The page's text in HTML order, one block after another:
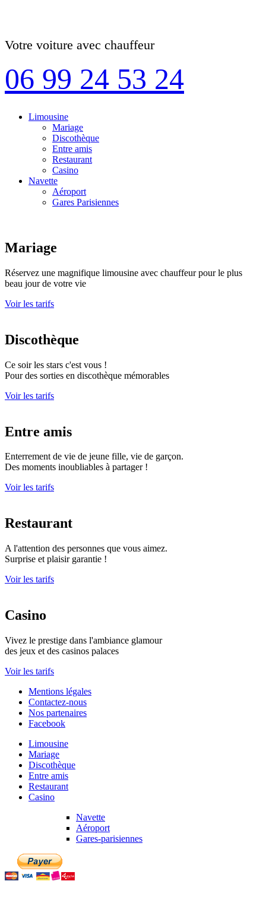
Votre voiture avec chauffeur
06 99 24 53 24
Limousine
Mariage
Discothèque
Entre amis
Restaurant
Casino
Navette
Aéroport
Gares Parisiennes
Mariage
Réservez une magnifique limousine avec chauffeur pour le plus
beau jour de votre vie
Voir les tarifs
Discothèque
Ce soir les stars c'est vous !
Pour des sorties en discothèque mémorables
Voir les tarifs
Entre amis
Enterrement de vie de jeune fille, vie de garçon.
Des moments inoubliables à partager !
Voir les tarifs
Restaurant
A l'attention des personnes que vous aimez.
Surprise et plaisir garantie !
Voir les tarifs
Casino
Vivez le prestige dans l'ambiance glamour
des jeux et des casinos palaces
Voir les tarifs
Mentions légales
Contactez-nous
Nos partenaires
Facebook
Limousine
Mariage
Discothèque
Entre amis
Restaurant
Casino
Navette
Aéroport
Gares-parisiennes